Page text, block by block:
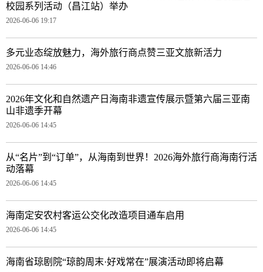
校园系列活动（昌江站）举办
2026-06-06 19:17
多元业态绽放魅力，海外旅行商点赞三亚文旅新活力
2026-06-06 14:46
2026年文化和自然遗产日海南非遗宣传展示暨第六届三亚南
山非遗季开幕
2026-06-06 14:45
从“名片”到“订单”，从海南到世界！2026海外旅行商海南行活
动落幕
2026-06-06 14:45
海南定安农村客运公交化改造项目通车启用
2026-06-06 14:45
海南省琼剧院“琼韵周末·好戏常在”展演活动即将启幕